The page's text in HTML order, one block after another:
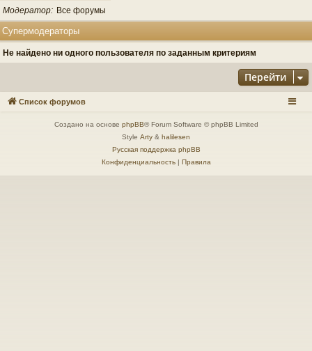
Модератор Все форумы
Супермодераторы
Не найдено ни одного пользователя по заданным критериям
Перейти
Список форумов
Создано на основе phpBB® Forum Software © phpBB Limited
Style Arty & halilesen
Русская поддержка phpBB
Конфиденциальность| Правила